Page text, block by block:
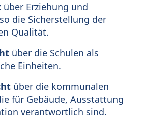
über Erziehung und
die Sicherstellung der
Qualität.
über die Schulen als
Einheiten.
über die kommunalen
für Gebäude, Ausstattung
verantwortlich sind.